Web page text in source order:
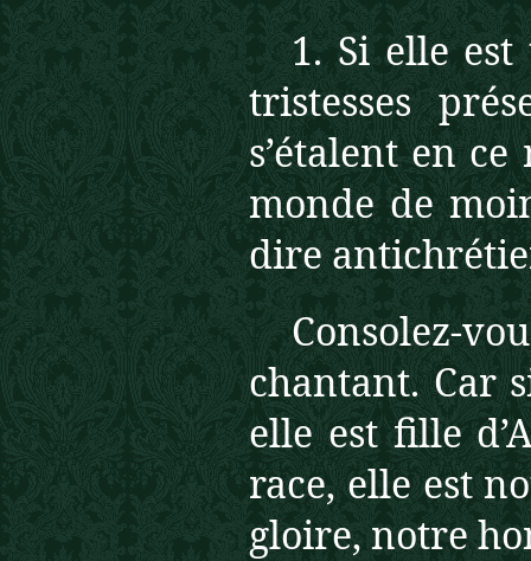
1. Si elle
tristesses
s’étalent en
monde de
dire
Consolez-
chantant. Car
elle est fille
race, elle est
gloire, notre